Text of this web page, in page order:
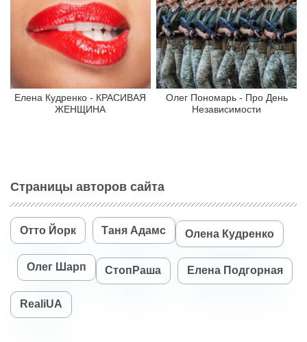
Елена Кудренко - КРАСИВАЯ
ЖЕНЩИНА
Олег Пономарь - Про День
Независимости
Страницы авторов сайта
Отто Йорк Таня Адамс Олена Кудренко
Олег Шарп СтопРаша Елена Подгорная
RealiUA